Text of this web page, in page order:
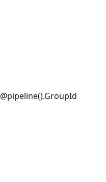
@pipeline().GroupId